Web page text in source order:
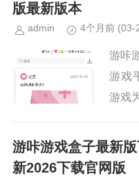
版最新版本
admin 4个月前 (03-
游咔
游戏
游戏
是可
下载
游咔游戏盒子最新
新2026下载官网版